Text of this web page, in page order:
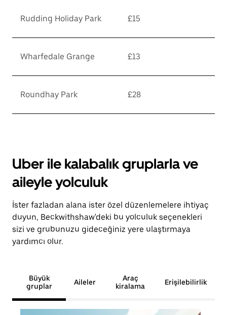
Rudding Holiday Park £15
Wharfedale Grange £13
Roundhay Park £28
Uber ile kalabalık gruplarla ve
aileyle yolculuk
İster fazladan alana ister özel düzenlemelere ihtiyaç
duyun, Beckwithshaw'deki bu yolculuk seçenekleri
sizi ve grubunuzu gideceğiniz yere ulaştırmaya
yardımcı olur.
Büyük
gruplar
Aileler
Araç
kiralama
Erişilebilirlik